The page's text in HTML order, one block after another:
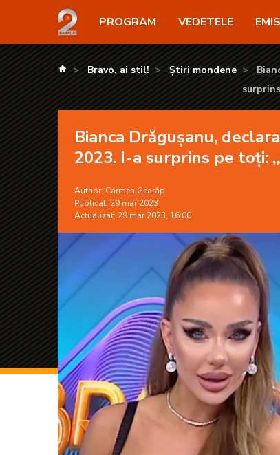
Bianca Drăgușanu, declarație neașteptată în
PROGRAM VEDETELE
kanald.ro
Bravo, ai stil! Știri mondene
Bianca Drăgușanu,
2023. I-a surprins pe toți:
Author: Carmen Gearâp
Publicat: 29 mar 2023
Actualizat: 29 mar 2023, 16:00